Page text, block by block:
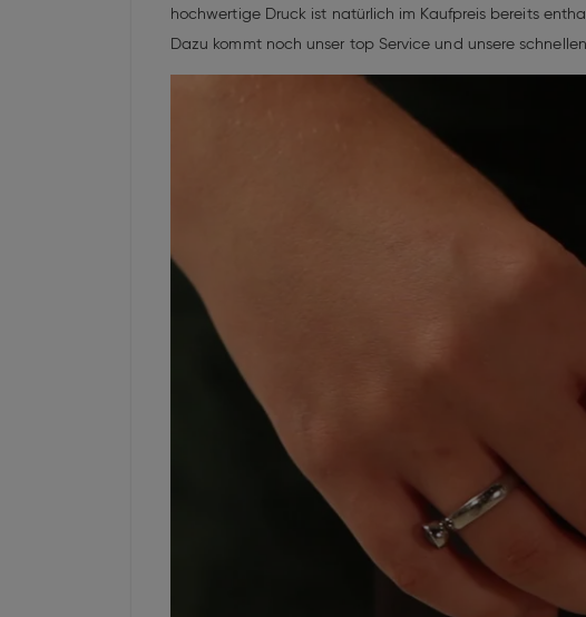
hochwertige Druck ist natürlich im Kaufpreis bereits
Dazu kommt noch unser top Service und unsere